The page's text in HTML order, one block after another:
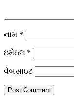
નામ *
ઇમેઇલ *
વેબસાઇટ